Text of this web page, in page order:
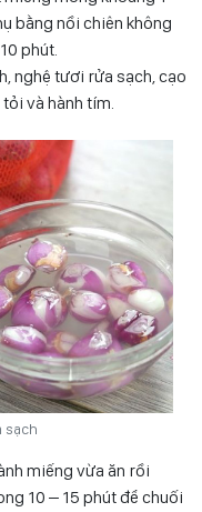
bằng nồi chiên không
phút.
nghệ tươi rửa sạch, cạo
và hành tím.
sạch
miếng vừa ăn rồi
10 – 15 phút để chuối